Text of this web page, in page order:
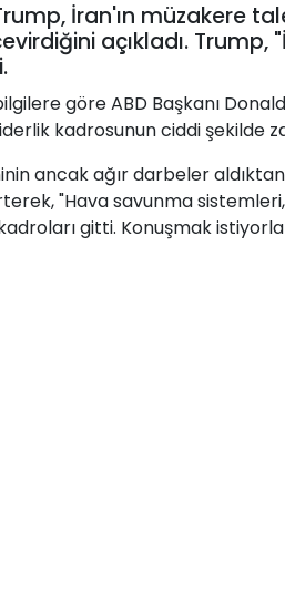
İran'ın müzakere
açıkladı. Trump,
göre ABD Başkanı
kadrosunun ciddi şekilde
ancak ağır darbeler
"Hava savunma
gitti. Konuşmak